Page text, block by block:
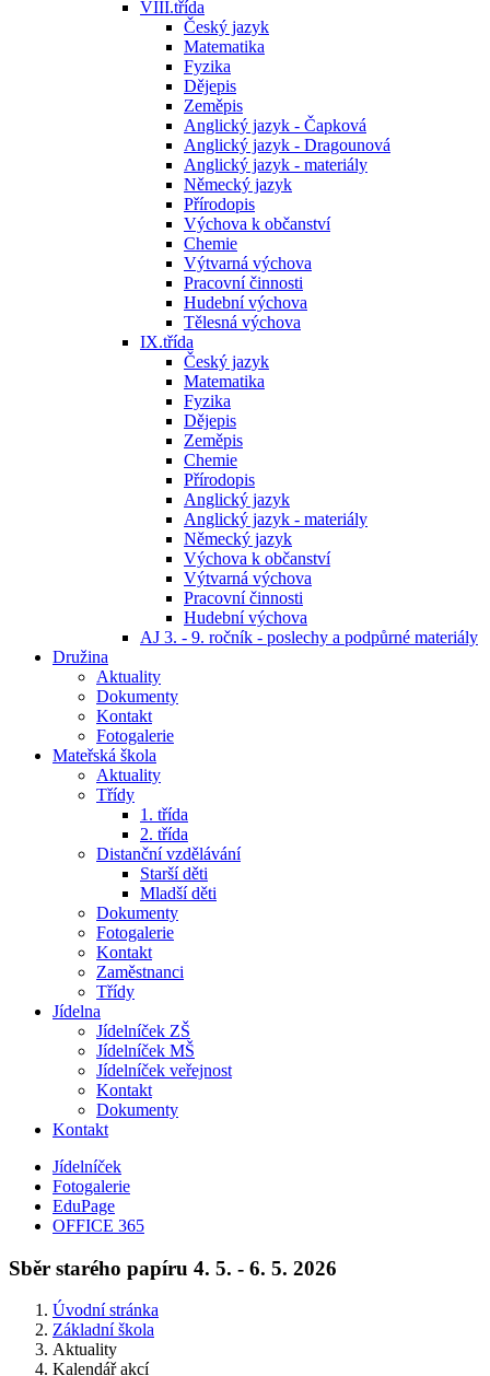
VIII.třída
Český jazyk
Matematika
Fyzika
Dějepis
Zeměpis
Anglický jazyk - Čapková
Anglický jazyk - Dragounová
Anglický jazyk - materiály
Německý jazyk
Přírodopis
Výchova k občanství
Chemie
Výtvarná výchova
Pracovní činnosti
Hudební výchova
Tělesná výchova
IX.třída
Český jazyk
Matematika
Fyzika
Dějepis
Zeměpis
Chemie
Přírodopis
Anglický jazyk
Anglický jazyk - materiály
Německý jazyk
Výchova k občanství
Výtvarná výchova
Pracovní činnosti
Hudební výchova
AJ 3. - 9. ročník - poslechy a podpůrné materiály
Družina
Aktuality
Dokumenty
Kontakt
Fotogalerie
Mateřská škola
Aktuality
Třídy
1. třída
2. třída
Distanční vzdělávání
Starší děti
Mladší děti
Dokumenty
Fotogalerie
Kontakt
Zaměstnanci
Třídy
Jídelna
Jídelníček ZŠ
Jídelníček MŠ
Jídelníček veřejnost
Kontakt
Dokumenty
Kontakt
Jídelníček
Fotogalerie
EduPage
OFFICE 365
Sběr starého papíru 4. 5. - 6. 5. 2026
Úvodní stránka
Základní škola
Aktuality
Kalendář akcí